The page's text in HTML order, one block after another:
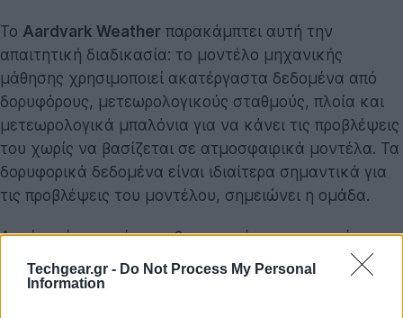
Techgear.gr - Do Not Process My Personal
Information
Το Aardvark Weather παρακάμπτει αυτή την
απαιτητική διαδικασία: το μοντέλο μηχανικής
μάθησης χρησιμοποιεί ακατέργαστα δεδομένα από
δορυφόρους, μετεωρολογικούς σταθμούς, πλοία και
μετεωρολογικά μπαλόνια για να κάνει τις προβλέψεις
του χωρίς να βασίζεται σε ατμοσφαιρικά μοντέλα. Τα
δορυφορικά δεδομένα είναι ιδιαίτερα σημαντικά για
τις προβλέψεις του μοντέλου, σημειώνει η ομάδα.
Αυτή η νέα προσέγγιση θα μπορούσε να προσφέρει
σημαντικά πλεονεκτήματα όσον αφορά το κόστος,
την ταχύτητα και την ακρίβεια των μετεωρολογικών